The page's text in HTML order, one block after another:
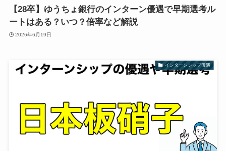
【28卒】ゆうちょ銀行のインターン優遇で早期選考ル
ートはある？いつ？倍率など解説
2026年6月19日
インターンシップ優遇